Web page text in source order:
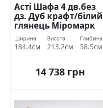
Асті Шафа 4 дв.без
дз. Дуб крафт/білий
глянець Міромарк
Ширина
184.4см
Висота
213.2см
Глибина
58.5см
14 738 грн